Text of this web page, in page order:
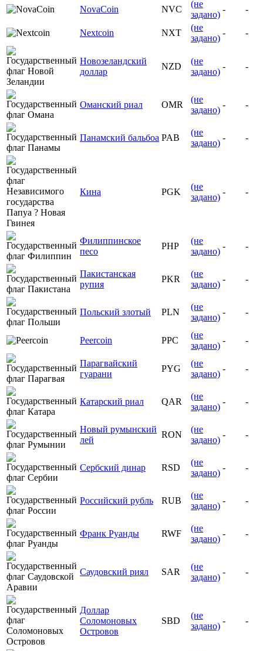
NovaCoin NVC
(не
задано)
- -
Nextcoin NXT
(не
задано)
- -
Новозеландский
доллар
NZD
(не
задано)
- -
Оманский риал OMR
(не
задано)
- -
Панамский бальбоа PAB
(не
задано)
- -
Кина PGK
(не
задано)
- -
Филиппинское
песо
PHP
(не
задано)
- -
Пакистанская
рупия
PKR
(не
задано)
- -
Польский злотый PLN
(не
задано)
- -
Peercoin PPC
(не
задано)
- -
Парагвайский
гуарани
PYG
(не
задано)
- -
Катарский риал QAR
(не
задано)
- -
Новый румынский
лей
RON
(не
задано)
- -
Сербский динар RSD
(не
задано)
- -
Российский рубль RUB
(не
задано)
- -
Франк Руанды RWF
(не
задано)
- -
Саудовский риял SAR
(не
задано)
- -
Доллар
Соломоновых
Островов
SBD
(не
задано)
- -